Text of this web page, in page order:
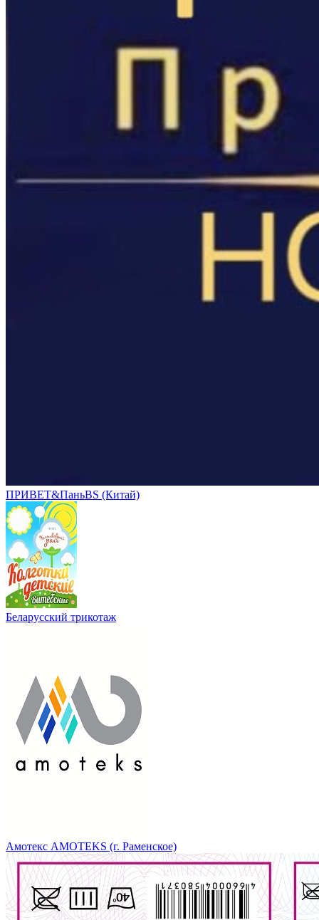
ПРИВЕТ&ПаньBS (Китай)
Беларусский трикотаж
Амотекс AMOTEKS (г. Раменское)